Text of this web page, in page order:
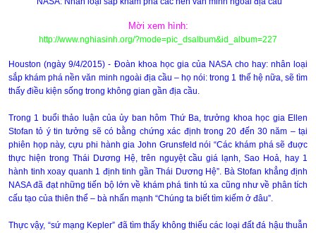
Mời xem hình:
http://www.nghiasinh.org/?mode=pic_dsalbum&id_album=227
Houston (ngày 9/4/2015) - Đoàn khoa học gia của NASA cho hay: nhân loại
sắp khám phá nền văn minh ngoài địa cầu – họ nói: trong 1 thế hệ nữa, sẽ tìm
thấy điều kiện sống trong không gian gần địa cầu.
Trong 1 buổi thảo luận của ủy ban hôm Thứ Ba, trưởng khoa học gia Ellen
Stofan tỏ ý tin tưởng sẽ có bằng chứng xác định trong 20 đến 30 năm – tại
phiên họp này, cựu phi hành gia John Grunsfeld nói “Các khám phá sẽ đuợc
thực hiện trong Thái Dương Hệ, trên nguyệt cầu giá lạnh, Sao Hoả, hay 1
hành tinh xoay quanh 1 định tinh gần Thái Dương Hệ”. Bà Stofan khẳng định
NASA đã đạt những tiến bộ lớn về khám phá tinh tú xa cũng như về phân tích
cấu tạo của thiên thể – bà nhấn mạnh “Chúng ta biết tìm kiếm ở đâu”.
Thực vậy, “sứ mạng Kepler” đã tìm thấy không thiếu các loại đất đá hậu thuẫn